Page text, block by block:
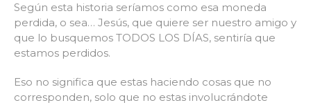
Según esta historia seríamos como esa moneda
perdida, o sea… Jesús, que quiere ser nuestro amigo y
que lo busquemos TODOS LOS DÍAS, sentiría que
estamos perdidos.
Eso no significa que estas haciendo cosas que no
corresponden, solo que no estas involucrándote